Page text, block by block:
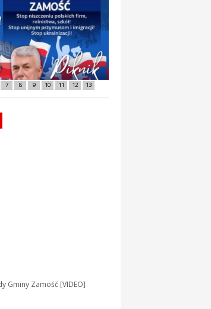
7 8 9 10 11 12 13
Gminy Zamość [VIDEO]